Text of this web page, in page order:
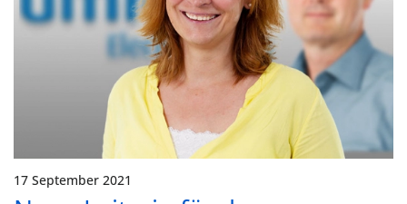
17 September 2021